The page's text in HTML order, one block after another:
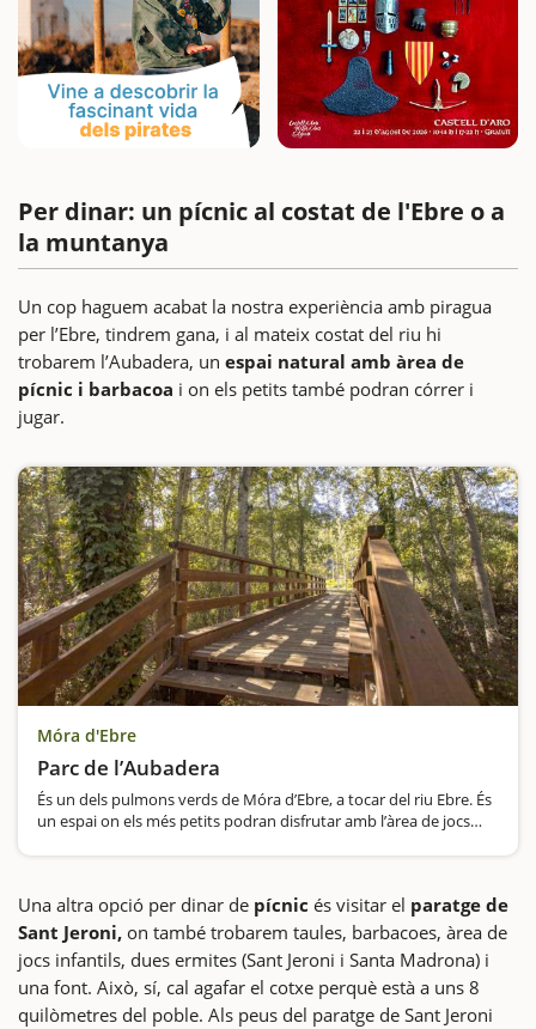
Per dinar: un pícnic al costat de l'Ebre o a
la muntanya
Un cop haguem acabat la nostra experiència amb piragua
per l’Ebre, tindrem gana, i al mateix costat del riu hi
trobarem l’Aubadera, un espai natural amb àrea de
pícnic i barbacoa i on els petits també podran córrer i
jugar.
Móra d'Ebre
Parc de l’Aubadera
És un dels pulmons verds de Móra d’Ebre, a tocar del riu Ebre. És
un espai on els més petits podran disfrutar amb l’àrea de jocs
Una altra opció per dinar de pícnic és visitar el paratge de
Sant Jeroni, on també trobarem taules, barbacoes, àrea de
jocs infantils, dues ermites (Sant Jeroni i Santa Madrona) i
una font. Això, sí, cal agafar el cotxe perquè està a uns 8
quilòmetres del poble. Als peus del paratge de Sant Jeroni